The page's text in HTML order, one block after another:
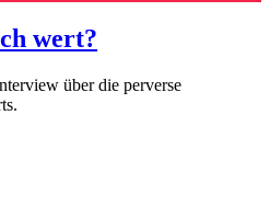
wert?
über die perverse